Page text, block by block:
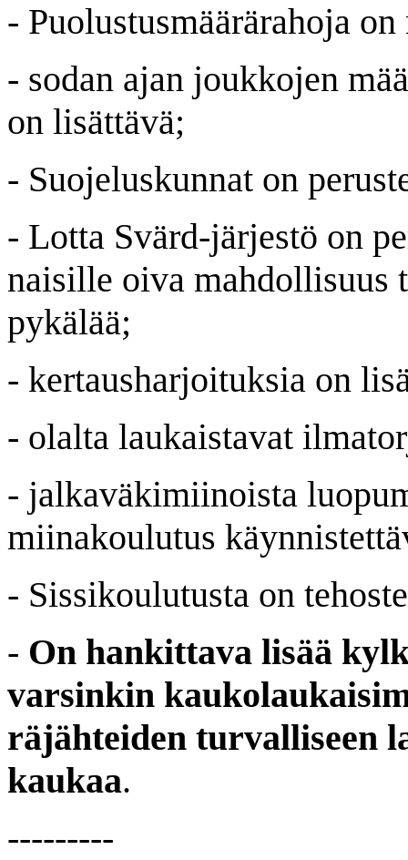
- Puolustusmäärärahoja on
- sodan ajan joukkojen
on lisättävä;
- Suojeluskunnat on
- Lotta Svärd-järjestö on
naisille oiva mahdollisuus
pykälää;
- kertausharjoituksia on
- olalta laukaistavat
- jalkaväkimiinoista
miinakoulutus
- Sissikoulutusta on
- On hankittava lisää
varsinkin
räjähteiden turvalliseen
kaukaa.
---------